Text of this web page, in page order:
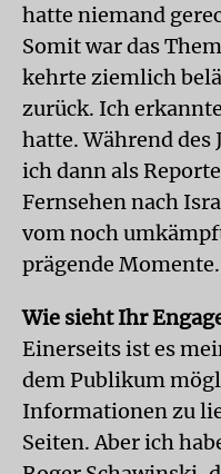
hatte niemand
Somit war das
kehrte ziemlich
zurück. Ich
hatte. Während
ich dann als
Fernsehen nach
vom noch
prägende Momente.
Wie sieht Ihr
Einerseits ist es
dem Publikum
Informationen zu
Seiten. Aber ich